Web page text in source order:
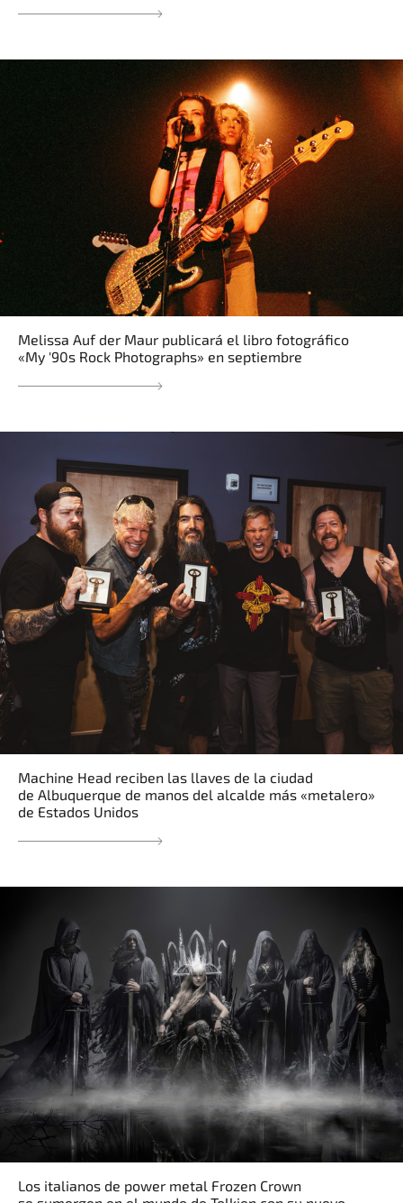
Melissa Auf der Maur publicará el libro fotográfico
«My '90s Rock Photographs» en septiembre
Machine Head reciben las llaves de la ciudad
de Albuquerque de manos del alcalde más «metalero»
de Estados Unidos
Los italianos de power metal Frozen Crown